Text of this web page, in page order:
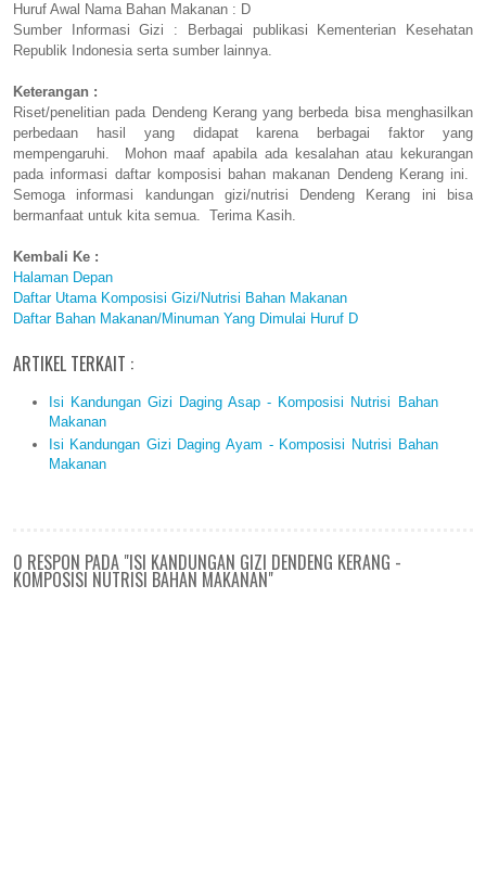
Huruf Awal Nama Bahan Makanan : D
Sumber Informasi Gizi : Berbagai publikasi Kementerian Kesehatan
Republik Indonesia serta sumber lainnya.
Keterangan :
Riset/penelitian pada Dendeng Kerang yang berbeda bisa menghasilkan
perbedaan hasil yang didapat karena berbagai faktor yang
mempengaruhi. Mohon maaf apabila ada kesalahan atau kekurangan
pada informasi daftar komposisi bahan makanan Dendeng Kerang ini.
Semoga informasi kandungan gizi/nutrisi Dendeng Kerang ini bisa
bermanfaat untuk kita semua. Terima Kasih.
Kembali Ke :
Halaman Depan
Daftar Utama Komposisi Gizi/Nutrisi Bahan Makanan
Daftar Bahan Makanan/Minuman Yang Dimulai Huruf D
ARTIKEL TERKAIT :
Isi Kandungan Gizi Daging Asap - Komposisi Nutrisi Bahan
Makanan
Isi Kandungan Gizi Daging Ayam - Komposisi Nutrisi Bahan
Makanan
0 RESPON PADA "ISI KANDUNGAN GIZI DENDENG KERANG -
KOMPOSISI NUTRISI BAHAN MAKANAN"